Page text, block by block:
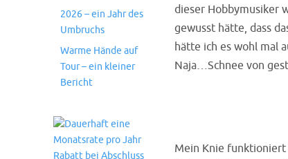
dieser Hobbymusiker
gewusst hätte, dass
hätte ich es wohl mal
Naja…Schnee von
Mein Knie funktioniert
2026 – ein Jahr des
Umbruchs
Warme Hände auf
Tour – ein kleiner
Bericht